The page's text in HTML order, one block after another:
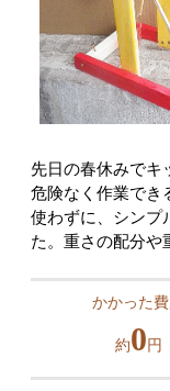
先日の春休みでキ
危険なく作業でき
使わずに、シンプ
た。重さの配分や
かかった費
約0 円